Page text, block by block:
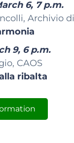
6, 7 p.m.
Archivio
9, 6 p.m.
CAOS
ribalta